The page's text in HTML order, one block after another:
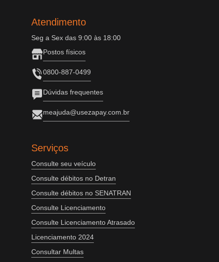
Atendimento
Seg a Sex das 9:00 às 18:00
Postos físicos
0800-887-0499
Dúvidas frequentes
meajuda@usezapay.com.br
Serviços
Consulte seu veículo
Consulte débitos no Detran
Consulte débitos no SENATRAN
Consulte Licenciamento
Consulte Licenciamento Atrasado
Licenciamento 2024
Consultar Multas